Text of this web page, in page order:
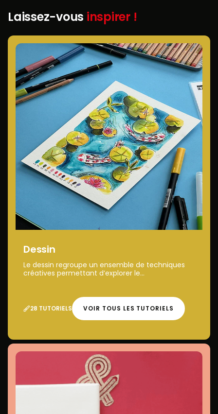
Laissez-vous inspirer !
Dessin
Le dessin regroupe un ensemble de techniques
créatives permettant d’explorer le...
28 TUTORIELS VOIR TOUS LES TUTORIELS